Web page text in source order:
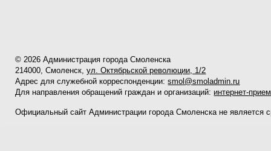
© 2026 Администрация города Смоленска
214000, Смоленск,ул. Октябрьской революции, 1/2
Адрес для служебной корреспонденции:smol@smoladmin.ru
Для направления обращений граждан и организаций: интернет-
Официальный сайт Администрации города Смоленска не является